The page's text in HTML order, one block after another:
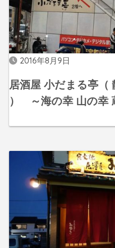
2016年8月9日
居酒屋 小だまる亭（
） ～海の幸 山の幸